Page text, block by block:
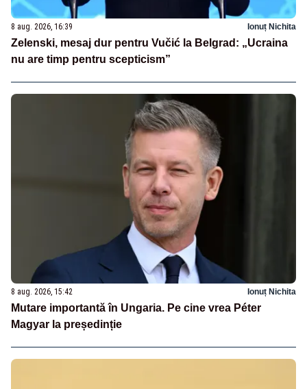
8 aug. 2026, 16:39 Ionuț Nichita
Zelenski, mesaj dur pentru Vučić la Belgrad: „Ucraina
nu are timp pentru scepticism”
8 aug. 2026, 15:42 Ionuț Nichita
Mutare importantă în Ungaria. Pe cine vrea Péter
Magyar la președinție